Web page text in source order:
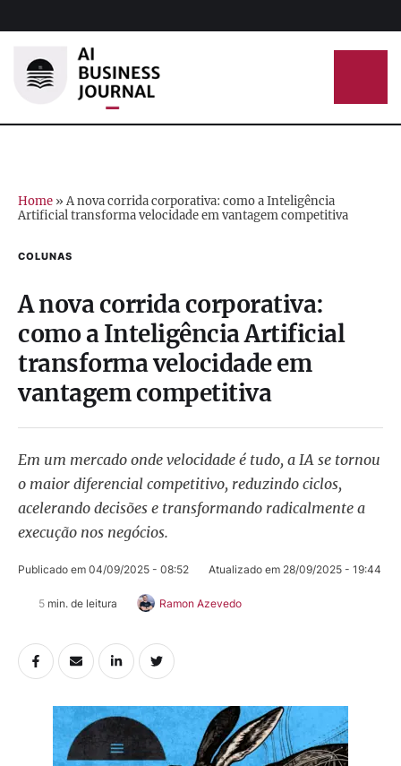
Home »A nova corrida corporativa: como a Inteligência
Artificial transforma velocidade em vantagem competitiva
COLUNAS
A nova corrida corporativa:
como a Inteligência Artificial
transforma velocidade em
vantagem competitiva
Em um mercado onde velocidade é tudo, a IA se tornou
o maior diferencial competitivo, reduzindo ciclos,
acelerando decisões e transformando radicalmente a
execução nos negócios.
Publicado em 04/09/2025 - 08:52 Atualizado em 28/09/2025 - 19:44
5 min. de leitura Ramon Azevedo